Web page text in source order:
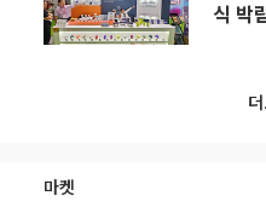
식 박
마켓